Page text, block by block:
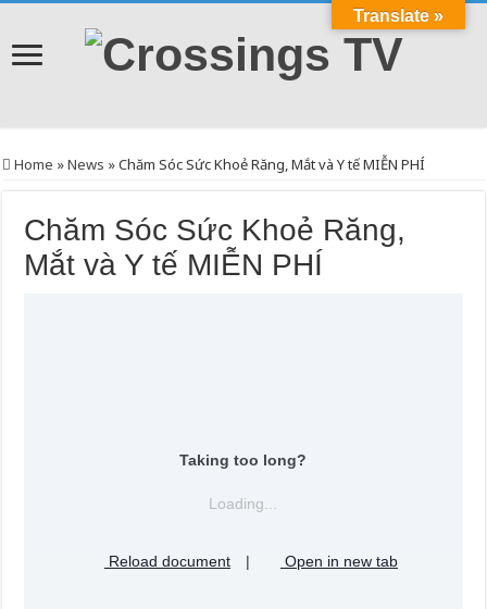
Home »News »Chăm Sóc Sức Khoẻ Răng, Mắt và Y tế MIỄN PHÍ
Chăm Sóc Sức Khoẻ Răng,
Mắt và Y tế MIỄN PHÍ
Loading...
Taking too long?
Reload document | Open in new tab
Translate »